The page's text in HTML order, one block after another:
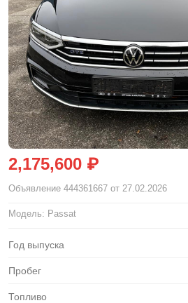
2,175,600 ₽
Объявление 444361667 от 27.02.2026
Модель: Passat
Год выпуска
Пробег
Топливо